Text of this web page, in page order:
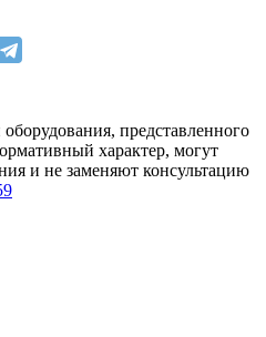
представленного
характер, могут
и не заменяют консультацию